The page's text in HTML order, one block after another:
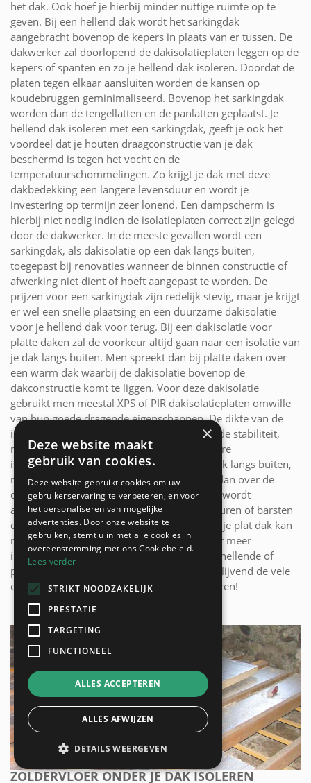
het dak. Ook hoef je hierbij minder nuttige ruimte op te
geven. Bij een hellend dak wordt het sarkingdak
aangebracht bovenop de kepers in plaats van er tussen. De
dakwerker zal doorlopend de dakisolatieplaten leggen op de
kepers of spanten en zo je hellend dak isoleren. Doordat de
platen tegen elkaar aansluiten worden de kansen op
koudebruggen geminimaliseerd. Bovenop het sarkingdak
worden dan de tengellatten en de panlatten geplaatst. Je
hellend dak isoleren met een sarkingdak, geeft je ook het
voordeel dat je houten draagconstructie van je dak
beschermd is tegen het vocht en de
temperatuurschommelingen. Zo krijgt je dak met deze
dakbedekking een langere levensduur en wordt je
investering op termijn zeer lonend. Een dampscherm is
hierbij niet nodig indien de isolatieplaten correct zijn gelegd
door de dakwerker. In de meeste gevallen wordt een
sarkingdak, als dakisolatie op een dak langs buiten,
toegepast bij renovaties wanneer de binnen constructie of
afwerking niet dient of hoeft aangepast te worden. De
prijzen voor een sarkingdak zijn redelijk stevig, maar je krijgt
er wel een snelle plaatsing en een duurzame dakisolatie
voor je hellend dak voor terug. Bij een dakisolatie voor
platte daken zal de voorkeur altijd gaan naar een isolatie van
je dak langs buiten. Men spreekt dan bij platte daken over
een warm dak waarbij de dakisolatie bovenop de
dakconstructie komt te liggen. Voor deze dakisolatie
gebruikt men meestal XPS of PIR dakisolatieplaten omwille
van hun goede dragende eigenschappen. De dikte van de
isolatie op je plat dak zorgt niet alleen voor de stabiliteit,
maar bij een grotere dikte is er ook een betere
isolatiewaarde. De afwerking van het plat dak langs buiten,
met bitumen (roofing), EPDM of PVC, komt dan over de
dakisolatie. Doordat de isolatie langs buiten wordt
aangebracht, is er veel minder kans op scheuren of barsten
door temperatuursveranderingen waardoor je plat dak kan
rekenen op een langere levensgarantie. Voor meer
informatie over een buiten dakisolatie voor hellende of
platte daken en hun prijzen, kun je hier vrijblijvend de vele
erkende dakwerkers uit jouw regio contacteren!
ZOLDERVLOER ONDER JE DAK ISOLEREN
×
Deze website maakt
gebruik van cookies.
Deze website gebruikt cookies om uw
gebruikerservaring te verbeteren, en voor
het personaliseren van mogelijke
advertenties. Door onze website te
gebruiken, stemt u in met alle cookies in
overeenstemming met ons Cookiebeleid.
Lees verder
STRIKT NOODZAKELIJK
PRESTATIE
TARGETING
FUNCTIONEEL
ALLES ACCEPTEREN
ALLES AFWIJZEN
DETAILS WEERGEVEN